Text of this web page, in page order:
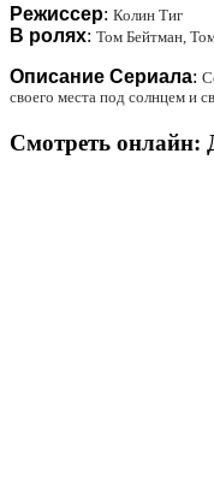
Режиссер: Колин Тиг
В ролях: Том Бейтман,
Описание Сериала:
своего места под солнцем и
Смотреть